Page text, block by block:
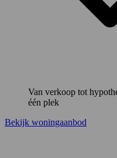
Van verkoop tot
één plek
Bekijk woningaanbod